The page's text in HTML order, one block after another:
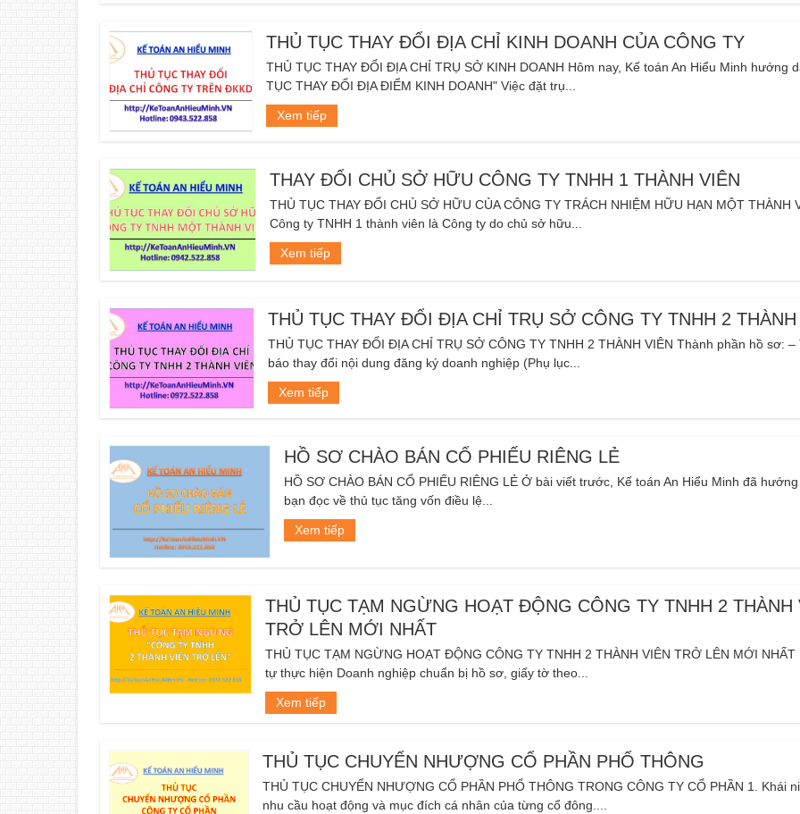
THỦ TỤC THAY ĐỔI ĐỊA CHỈ KINH DOANH CỦA CÔNG TY
THỦ TỤC THAY ĐỔI ĐỊA CHỈ TRỤ SỞ KINH DOANH Hôm nay, Kế toán An Hiểu Minh hướng
TỤC THAY ĐỔI ĐỊA ĐIỂM KINH DOANH" Việc đặt trụ...
Xem tiếp
THAY ĐỔI CHỦ SỞ HỮU CÔNG TY TNHH 1 THÀNH VIÊN
THỦ TỤC THAY ĐỔI CHỦ SỞ HỮU CỦA CÔNG TY TRÁCH NHIỆM HỮU HẠN MỘT THÀNH
Công ty TNHH 1 thành viên là Công ty do chủ sở hữu...
Xem tiếp
THỦ TỤC THAY ĐỔI ĐỊA CHỈ TRỤ SỞ CÔNG TY TNHH 2 THÀNH
THỦ TỤC THAY ĐỔI ĐỊA CHỈ TRỤ SỞ CÔNG TY TNHH 2 THÀNH VIÊN Thành phần hồ sơ: –
báo thay đổi nội dung đăng ký doanh nghiệp (Phụ lục...
Xem tiếp
HỒ SƠ CHÀO BÁN CỔ PHIẾU RIÊNG LẺ
HỒ SƠ CHÀO BÁN CỔ PHIẾU RIÊNG LẺ Ở bài viết trước, Kế toán An Hiểu Minh đã
bạn đọc về thủ tục tăng vốn điều lệ...
Xem tiếp
THỦ TỤC TẠM NGỪNG HOẠT ĐỘNG CÔNG TY TNHH 2 THÀNH
TRỞ LÊN MỚI NHẤT
THỦ TỤC TẠM NGỪNG HOẠT ĐỘNG CÔNG TY TNHH 2 THÀNH VIÊN TRỞ LÊN MỚI NHẤT
tự thực hiện Doanh nghiệp chuẩn bị hồ sơ, giấy tờ theo...
Xem tiếp
THỦ TỤC CHUYỂN NHƯỢNG CỔ PHẦN PHỔ THÔNG
THỦ TỤC CHUYỂN NHƯỢNG CỔ PHẦN PHỔ THÔNG TRONG CÔNG TY CỔ PHẦN 1. Khái
nhu cầu hoạt động và mục đích cá nhân của từng cổ đông....